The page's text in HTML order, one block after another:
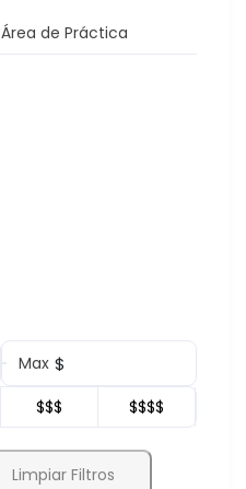
Área de Práctica
Max $
$$$ $$$$
Limpiar Filtros